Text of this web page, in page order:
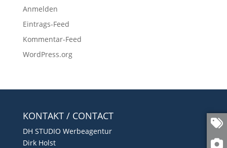
Anmelden
Eintrags-Feed
Kommentar-Feed
WordPress.org
KONTAKT / CONTACT
DH STUDIO Werbeagentur
Dirk Holst